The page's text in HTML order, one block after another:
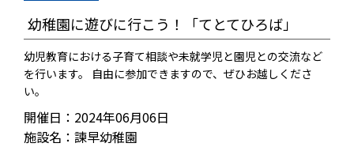
幼稚園に遊びに行こう！「てとてひろば」
幼児教育における子育て相談や未就学児と園児との交流など
を行います。 自由に参加できますので、ぜひお越しくださ
い。
開催日：2024年06月06日
施設名：諫早幼稚園